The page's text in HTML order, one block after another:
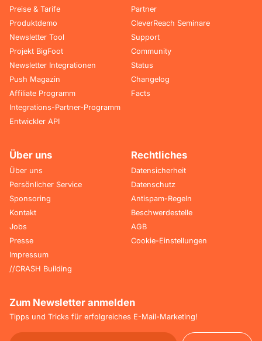
Preise & Tarife
Produktdemo
Newsletter Tool
Projekt BigFoot
Newsletter Integrationen
Push Magazin
Affiliate Programm
Integrations-Partner-Programm
Entwickler API
Partner
CleverReach Seminare
Support
Community
Status
Changelog
Facts
Über uns
Über uns
Persönlicher Service
Sponsoring
Kontakt
Jobs
Presse
Impressum
//CRASH Building
Rechtliches
Datensicherheit
Datenschutz
Antispam-Regeln
Beschwerdestelle
AGB
Cookie-Einstellungen
Zum Newsletter anmelden
Tipps und Tricks für erfolgreiches E-Mail-Marketing!